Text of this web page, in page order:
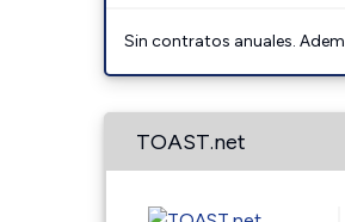
Sin contratos anuales.
TOAST.net